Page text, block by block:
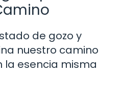
de gozo y
nuestro camino
la esencia misma